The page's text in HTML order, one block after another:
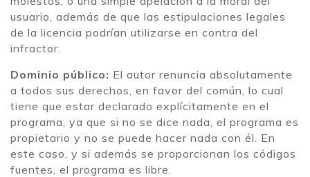
usuario, además de que las estipulaciones legales
de la licencia podrían utilizarse en contra del
infractor.
Dominio público: El autor renuncia absolutamente
a todos sus derechos, en favor del común, lo cual
tiene que estar declarado explícitamente en el
programa, ya que si no se dice nada, el programa es
propietario y no se puede hacer nada con él. En
este caso, y si además se proporcionan los códigos
fuentes, el programa es libre.